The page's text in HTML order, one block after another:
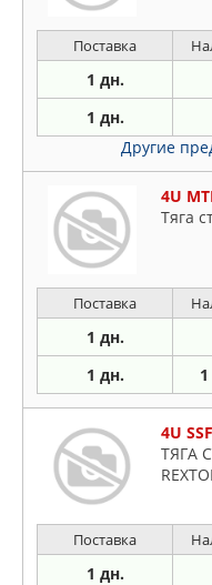
Chevrolet
Chrysler
Citroen
Daewoo
Fiat
Honda
Hyundai
Iveco
Land Rover
Lexus
Mazda
Mercedes
Mitsubishi
Nissan
Поставка
1 дн.
1 дн.
Другие
4U
Тяга
Поставка
1 дн.
1 дн.
4U
ТЯГА
Поставка
1 дн.